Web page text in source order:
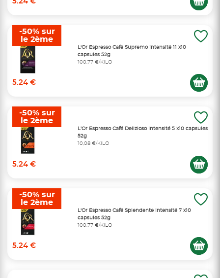
L'Or Espresso Café Supremo intensité 11 x10
capsules 52g
100,77 €/KILO
5.24 €
-50% sur
le 2ème
L'Or Espresso Café Delizioso intensité 5 x10 capsules
52g
10,08 €/KILO
5.24 €
-50% sur
le 2ème
L'Or Espresso Café Splendente intensité 7 x10
capsules 52g
100,77 €/KILO
5.24 €
-50% sur
le 2ème